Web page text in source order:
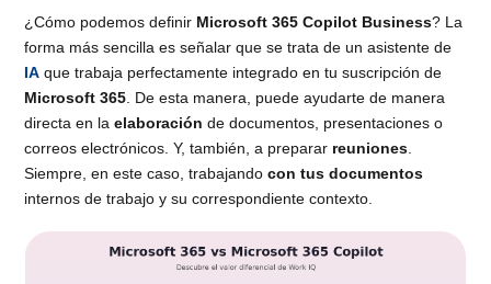
¿Cómo podemos definir Microsoft 365 Copilot Business? La
forma más sencilla es señalar que se trata de un asistente de
IA que trabaja perfectamente integrado en tu suscripción de
Microsoft 365. De esta manera, puede ayudarte de manera
directa en laelaboración de documentos, presentaciones o
correos electrónicos. Y, también, a preparar reuniones.
Siempre, en este caso, trabajandocon tus documentos
internos de trabajo y su correspondiente contexto.